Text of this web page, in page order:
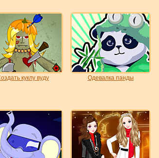
куклу вуду Одевалка панды